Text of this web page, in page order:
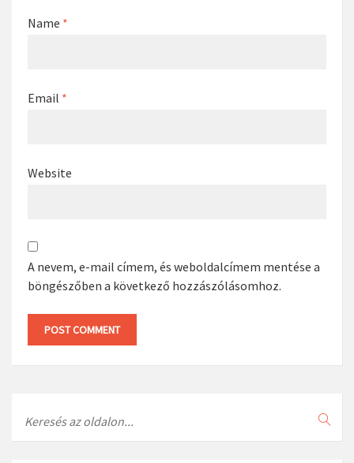
Name *
Email *
Website
A nevem, e-mail címem, és weboldalcímem mentése a
böngészőben a következő hozzászólásomhoz.